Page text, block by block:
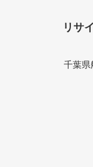
リサ
千葉県